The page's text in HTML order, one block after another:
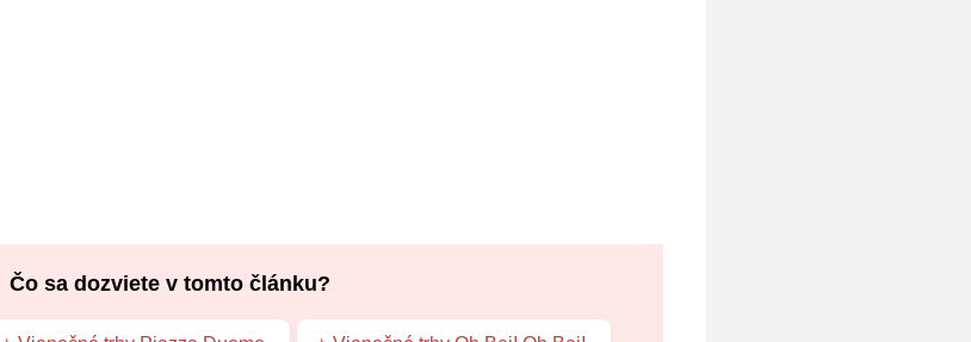
Čo sa dozviete v tomto článku?